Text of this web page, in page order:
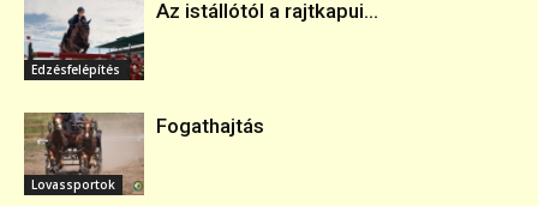
Edzésfelépítés
Az istállótól a rajtkapui...
Lovassportok
Fogathajtás